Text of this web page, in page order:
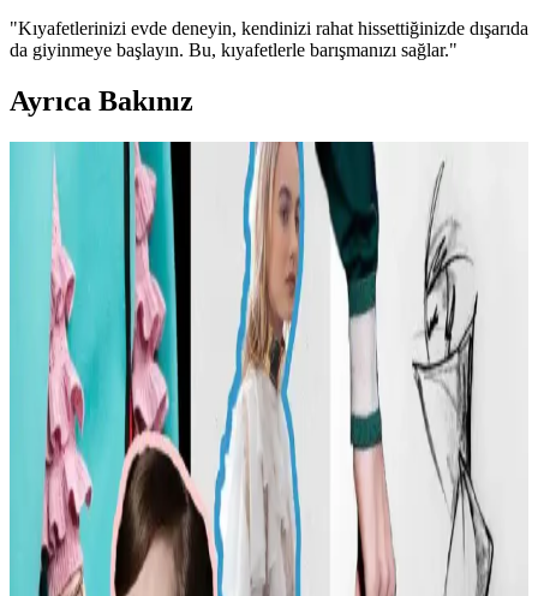
"Kıyafetlerinizi evde deneyin, kendinizi rahat hissettiğinizde dışarıda
da giyinmeye başlayın. Bu, kıyafetlerle barışmanızı sağlar."
Ayrıca Bakınız
Carolyn Bessette Kennedy Stili ve 90'lar
Minimalizminin Günümüzdeki Yansımaları
Carolyn Bessette Kennedy'nin 90'lar minimalizmini yansıtan stili,
fiziksel özelliklere dayalı popülerliği ve aşırı yüceltilmesiyle
tartışılıyor. Günümüzde moda daha fazla bireysellik ve çeşitlilik
arıyor.
Günlük Moda Soruları ve Stil Önerileri: Vücut
Tipine Uygun Kombinasyonlar ve Ayakkabı Seçimi
Moda ve stil, kişisel tercihlere göre şekillenir. Vücut tipine uygun
kıyafet seçimi, günlük kombin önerileri ve rahat ayakkabı
markalarıyla şıklığı yakalayın. İkinci el lüks ürün alımında dikkat
edilmesi gerekenler burada.
Kadın Modasında Beden Tipi, Sürdürülebilirlik ve
Mevsime Uygun Stil Önerileri